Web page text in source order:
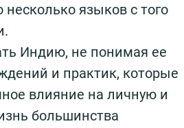
языков с того
Индию, не понимая ее
и практик, которые
влияние на личную и
большинства